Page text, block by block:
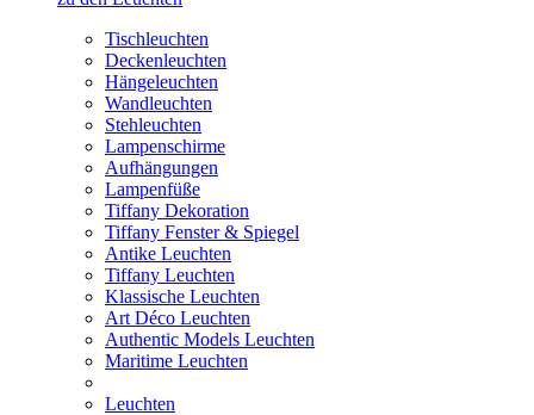
Tischleuchten
Deckenleuchten
Hängeleuchten
Wandleuchten
Stehleuchten
Lampenschirme
Aufhängungen
Lampenfüße
Tiffany Dekoration
Tiffany Fenster & Spiegel
Antike Leuchten
Tiffany Leuchten
Klassische Leuchten
Art Déco Leuchten
Authentic Models Leuchten
Maritime Leuchten
Leuchten